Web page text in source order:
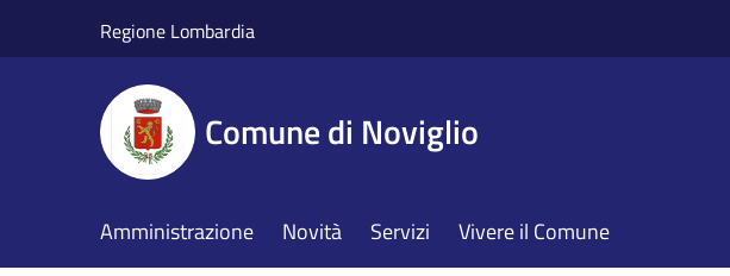
Regione Lombardia
Comune di Noviglio
Amministrazione Novità Servizi Vivere il Comune